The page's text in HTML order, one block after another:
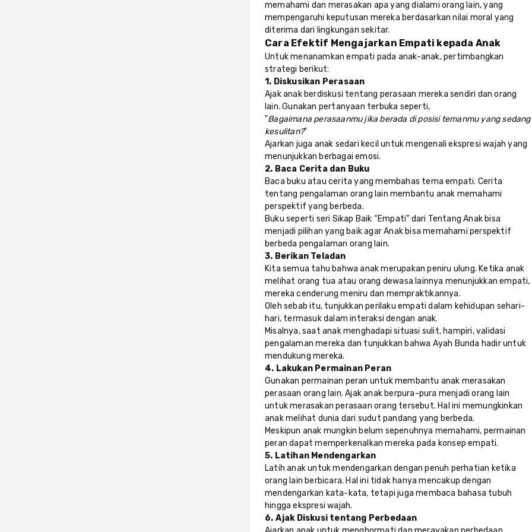
memahami dan merasakan apa yang dialami orang lain, yang
mempengaruhi keputusan mereka berdasarkan nilai moral yang
diterima dari lingkungan sekitar.
Cara Efektif Mengajarkan Empati kepada Anak
Untuk menanamkan empati pada anak-anak, pertimbangkan
strategi berikut:
1. Diskusikan Perasaan
Ajak anak berdiskusi tentang perasaan mereka sendiri dan orang
lain. Gunakan pertanyaan terbuka seperti,
"Bagaimana perasaanmu jika berada di posisi temanmu yang sedang
kesulitan?"
Ajarkan juga anak sedari kecil untuk mengenali ekspresi wajah yang
menunjukkan berbagai emosi.
2. Baca Cerita dan Buku
Baca buku atau cerita yang membahas tema empati. Cerita
tentang pengalaman orang lain membantu anak memahami
perspektif yang berbeda.
Buku seperti seri Sikap Baik “Empati” dari Tentang Anak bisa
menjadi pilihan yang baik agar Anak bisa memahami perspektif
berbeda pengalaman orang lain.
3. Berikan Teladan
Kita semua tahu bahwa anak merupakan peniru ulung. Ketika anak
melihat orang tua atau orang dewasa lainnya menunjukkan empati,
mereka cenderung meniru dan mempraktikannya.
Oleh sebab itu, tunjukkan perilaku empati dalam kehidupan sehari-
hari, termasuk dalam interaksi dengan anak.
Misalnya, saat anak menghadapi situasi sulit, hampiri, validasi
pengalaman mereka dan tunjukkan bahwa Ayah Bunda hadir untuk
mendukung mereka.
4. Lakukan Permainan Peran
Gunakan permainan peran untuk membantu anak merasakan
perasaan orang lain. Ajak anak berpura-pura menjadi orang lain
untuk merasakan perasaan orang tersebut. Hal ini memungkinkan
anak melihat dunia dari sudut pandang yang berbeda.
Meskipun anak mungkin belum sepenuhnya memahami, permainan
peran dapat memperkenalkan mereka pada konsep empati.
5. Latihan Mendengarkan
Latih anak untuk mendengarkan dengan penuh perhatian ketika
orang lain berbicara. Hal ini tidak hanya mencakup dengan
mendengarkan kata-kata, tetapi juga membaca bahasa tubuh
hingga ekspresi wajah.
6. Ajak Diskusi tentang Perbedaan